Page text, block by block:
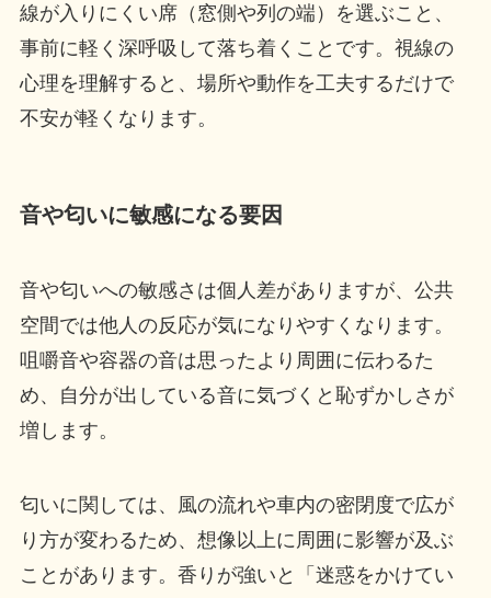
線が入りにくい席（窓側や列の端）を選ぶこと、
事前に軽く深呼吸して落ち着くことです。視線の
心理を理解すると、場所や動作を工夫するだけで
不安が軽くなります。
音や匂いに敏感になる要因
音や匂いへの敏感さは個人差がありますが、公共
空間では他人の反応が気になりやすくなります。
咀嚼音や容器の音は思ったより周囲に伝わるた
め、自分が出している音に気づくと恥ずかしさが
増します。
匂いに関しては、風の流れや車内の密閉度で広が
り方が変わるため、想像以上に周囲に影響が及ぶ
ことがあります。香りが強いと「迷惑をかけてい